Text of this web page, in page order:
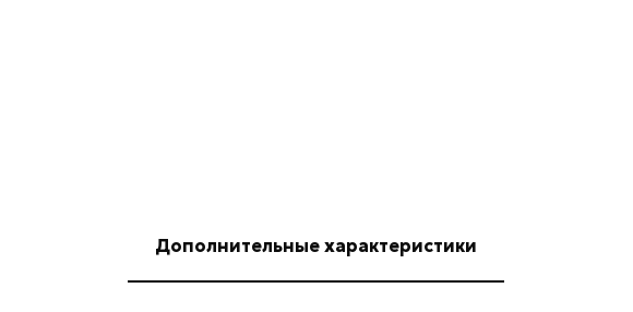
Дополнительные характеристики